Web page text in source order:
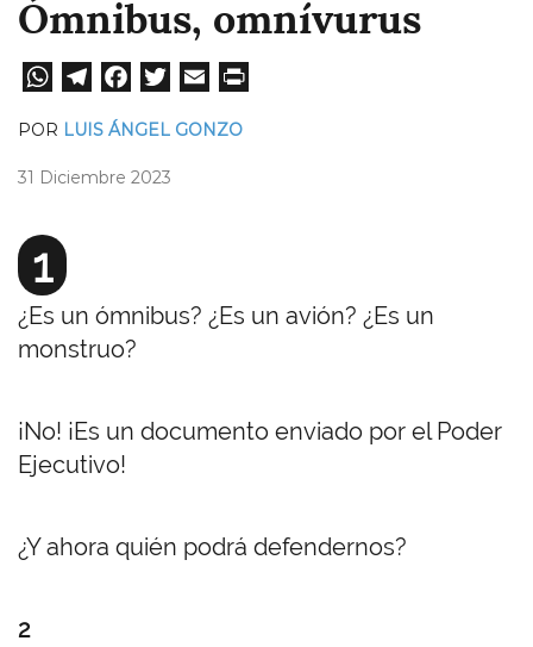
Ómnibus, omnívurus
W
A
Te
a
Fa
ok
POR LUIS ÁNGEL GONZO
31 Diciembre 2023
1
¿Es un ómnibus? ¿Es un avión? ¿Es un
monstruo?
¡No! ¡Es un documento enviado por el Poder
Ejecutivo!
¿Y ahora quién podrá defendernos?
2